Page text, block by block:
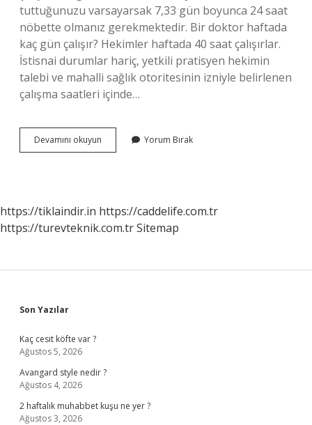
tuttuğunuzu varsayarsak 7,33 gün boyunca 24 saat
nöbette olmanız gerekmektedir. Bir doktor haftada
kaç gün çalışır? Hekimler haftada 40 saat çalışırlar.
İstisnai durumlar hariç, yetkili pratisyen hekimin
talebi ve mahalli sağlık otoritesinin izniyle belirlenen
çalışma saatleri içinde…
Devamını okuyun Pratisyen
Doktor
Yorum Bırak
https://tiklaindir.in https://caddelife.com.tr
https://turevteknik.com.trSitemap
Sidebar
Son Yazılar
Kaç cesit köfte var ?
Ağustos 5, 2026
Avangard style nedir ?
Ağustos 4, 2026
2 haftalık muhabbet kuşu ne yer ?
Ağustos 3, 2026